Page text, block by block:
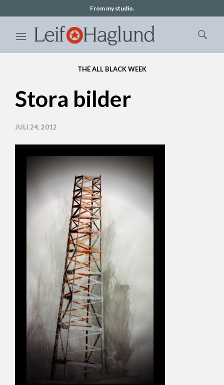
From my studio.
THE ALL BLACK WEEK
Stora bilder
JULI 24, 2012